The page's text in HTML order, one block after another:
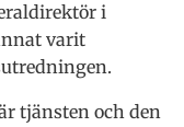
i
varit
tjänsten och den